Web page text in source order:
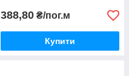
388,80 ₴/пог.м
Купити